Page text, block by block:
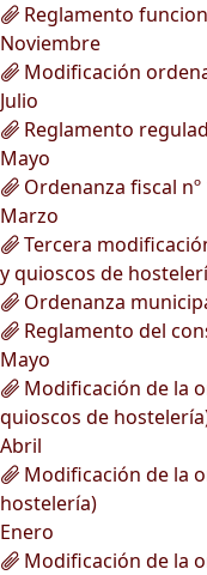
Reglamento
Noviembre
Modificación
Julio
Reglamento
Mayo
Ordenanza fiscal
Marzo
Tercera
y quioscos de
Ordenanza
Reglamento del
Mayo
Modificación de la
quioscos de
Abril
Modificación de la
hostelería)
Enero
Modificación de la